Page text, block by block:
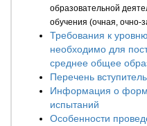
образовательной
обучения (очная, очно-
Требования к
необходимо для
среднее общее
Перечень
Информация о
испытаний
Особенности